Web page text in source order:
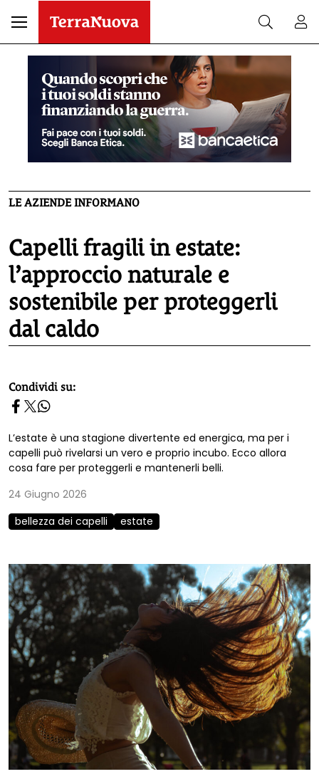
LE AZIENDE INFORMANO
Capelli fragili in estate:
l’approccio naturale e
sostenibile per proteggerli
dal caldo
homepage h2
Condividi su:
L’estate è una stagione divertente ed energica, ma per i
capelli può rivelarsi un vero e proprio incubo. Ecco allora
cosa fare per proteggerli e mantenerli belli.
24 Giugno 2026
bellezza dei capelli
estate